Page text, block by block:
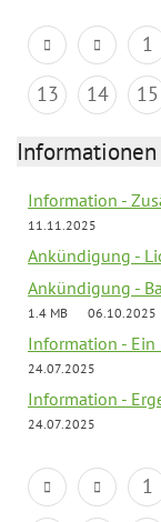
1
13
14 15
Information -
11.11.2025
Ankündigung -
Ankündigung -
1.4 MB
06.10.2025
Information - Ein
24.07.2025
Information -
24.07.2025
1